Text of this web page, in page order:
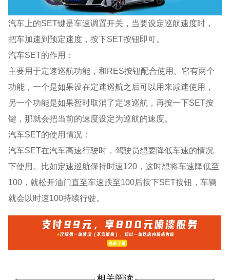
汽车上的SET键是车速调置开关，当要设定巡航速度时，
把车加速到预定速度，按下SET按钮即可。
汽车SET的作用：
主要用于定速巡航功能，和RES按钮配合使用。它有两个
功能，一个是如果设在定速巡航之后可以用来减速使用，
另一个功能是如果暂时取消了定速巡航，再按一下SET按
键，那就会把当前的速度设定为巡航的速度。
汽车SET的使用情况：
汽车SET在汽车高速行驶时，驾驶员想要降低车速的情况
下使用。比如定速巡航保持时速120，这时想将车速降低至
100，就松开油门直至车速跌至100后按下SET按钮，车辆
就会以时速100持续行驶。